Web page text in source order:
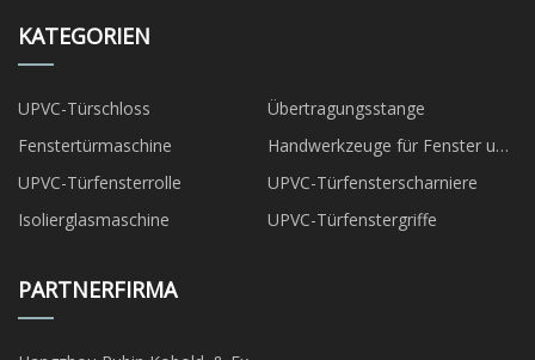
KATEGORIEN
UPVC-Türschloss
Übertragungsstange
Fenstertürmaschine
Handwerkzeuge für Fenster und
Türen
UPVC-Türfensterrolle
UPVC-Türfensterscharniere
Isolierglasmaschine
UPVC-Türfenstergriffe
PARTNERFIRMA